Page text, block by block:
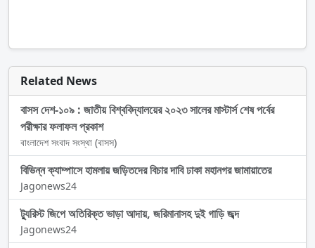
Related News
বাসস দেশ-১০৯ : জাতীয় বিশ্ববিদ্যালয়ের ২০২৩ সালের মাস্টার্স শেষ পর্বের
পরীক্ষার ফলাফল প্রকাশ
বাংলাদেশ সংবাদ সংস্থা (বাসস)
বিভিন্ন ক্যাম্পাসে হামলায় জড়িতদের বিচার দাবি ঢাকা মহানগর জামায়াতের
Jagonews24
ট্যুরিস্ট জিপে অতিরিক্ত ভাড়া আদায়, জরিমানাসহ দুই গাড়ি জব্দ
Jagonews24